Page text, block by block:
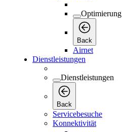
Optimierung
Back
Airnet
Dienstleistungen
Dienstleistungen
Back
Servicebesuche
Konnektivität